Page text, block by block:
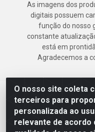
O nosso site coleta
terceiros para
personalizada ao
relevante de acordo
As imagens dos
digitais possuem
função do nosso
constante
está em
Agradecemos a
Deskontão Atacado - Av.
Imbiribeira - Recife/PE -